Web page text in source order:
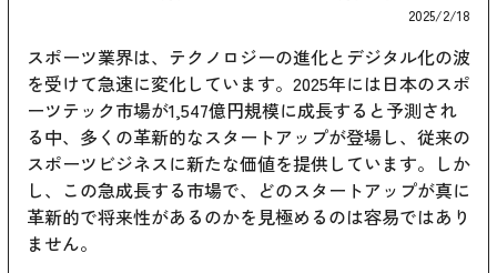
2025/2/18
スポーツ業界は、テクノロジーの進化とデジタル化の波
を受けて急速に変化しています。2025年には日本のスポ
ーツテック市場が1,547億円規模に成長すると予測され
る中、多くの革新的なスタートアップが登場し、従来の
スポーツビジネスに新たな価値を提供しています。しか
し、この急成長する市場で、どのスタートアップが真に
革新的で将来性があるのかを見極めるのは容易ではあり
ません。